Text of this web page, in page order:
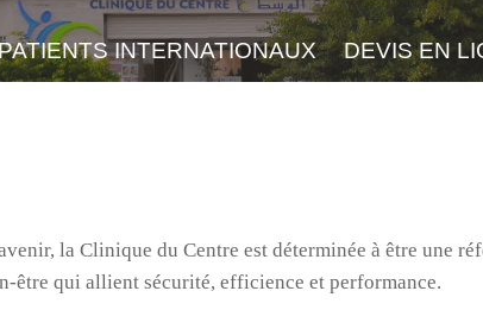
INTERNATIONAUX DEVIS EN
la Clinique du Centre est déterminée à être une
être qui allient sécurité, efficience et performance.